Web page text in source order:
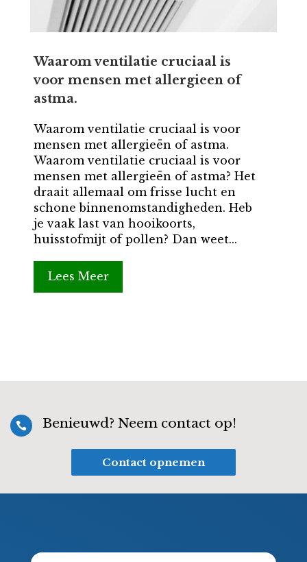
Waarom ventilatie cruciaal is
voor mensen met allergieen of
astma.
Waarom ventilatie cruciaal is voor
mensen met allergieën of astma.
Waarom ventilatie cruciaal is voor
mensen met allergieën of astma? Het
draait allemaal om frisse lucht en
schone binnenomstandigheden. Heb
je vaak last van hooikoorts,
huisstofmijt of pollen? Dan weet...
Lees Meer
 Benieuwd? Neem contact op!
Contact opnemen